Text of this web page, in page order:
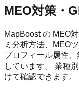
MEO対策・
MapBoost の MEO
ミ分析方法、MEO
プロフィール属性
しています。 業種
けて確認できます。